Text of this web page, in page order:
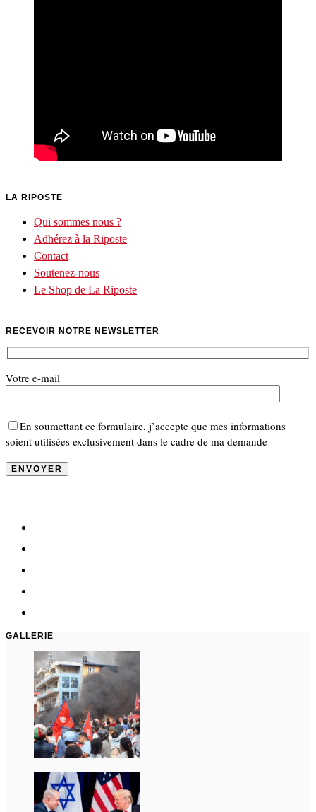
LA RIPOSTE
Qui sommes nous ?
Adhérez à la Riposte
Contact
Soutenez-nous
Le Shop de La Riposte
RECEVOIR NOTRE NEWSLETTER
Votre e-mail
En soumettant ce formulaire, j’accepte que mes informations
soient utilisées exclusivement dans le cadre de ma demande
GALLERIE